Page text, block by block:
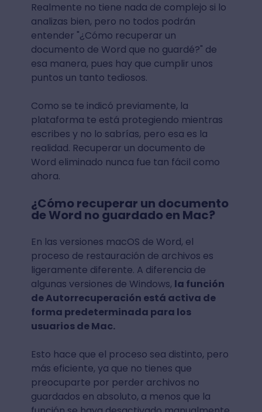
Realmente no tiene nada de complejo si lo
analizas bien, pero no todos podrán
entender "¿Cómo recuperar un
documento de Word que no guardé?" de
esa manera, pues hay que cumplir unos
puntos un tanto tediosos.
Como se te indicó previamente, la
plataforma te está protegiendo mientras
escribes y no lo sabrías, pero esa es la
realidad. Recuperar un documento de
Word eliminado nunca fue tan fácil como
ahora.
¿Cómo recuperar un documento
de Word no guardado en Mac?
En las versiones macOS de Word, el
proceso de restauración de archivos es
ligeramente diferente. A diferencia de
algunas versiones de Windows, la función
de Autorrecuperación está activa de
forma predeterminada para los
usuarios de Mac.
Esto hace que el proceso sea distinto, pero
más eficiente, ya que no tienes que
preocuparte por perder archivos no
guardados en absoluto, a menos que la